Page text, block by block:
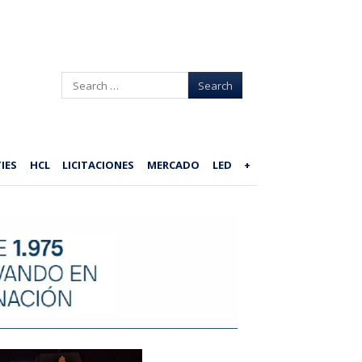
Search
HCL LICITACIONES MERCADO LED +